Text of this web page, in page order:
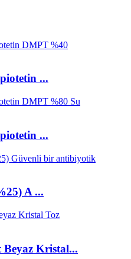
...
...
A ...
Kristal...